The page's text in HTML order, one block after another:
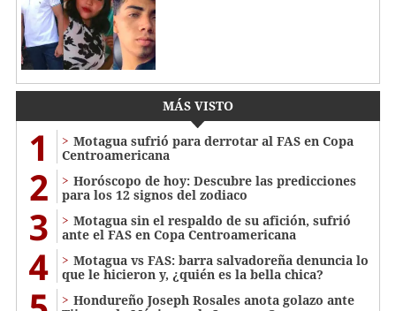
MÁS VISTO
1
Motagua sufrió para derrotar al FAS en Copa
Centroamericana
2
Horóscopo de hoy: Descubre las predicciones
para los 12 signos del zodiaco
3
Motagua sin el respaldo de su afición, sufrió
ante el FAS en Copa Centroamericana
4
Motagua vs FAS: barra salvadoreña denuncia lo
que le hicieron y, ¿quién es la bella chica?
Hondureño Joseph Rosales anota golazo ante